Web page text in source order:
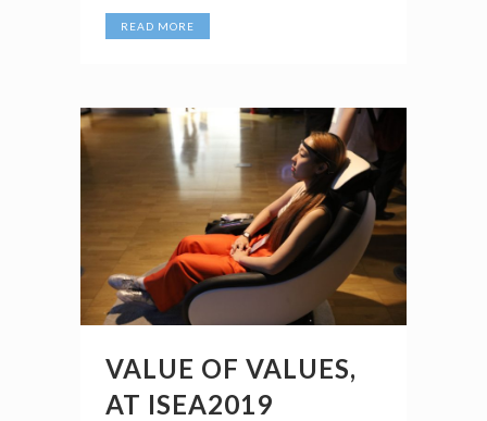
READ MORE
VALUE OF VALUES,
AT ISEA2019